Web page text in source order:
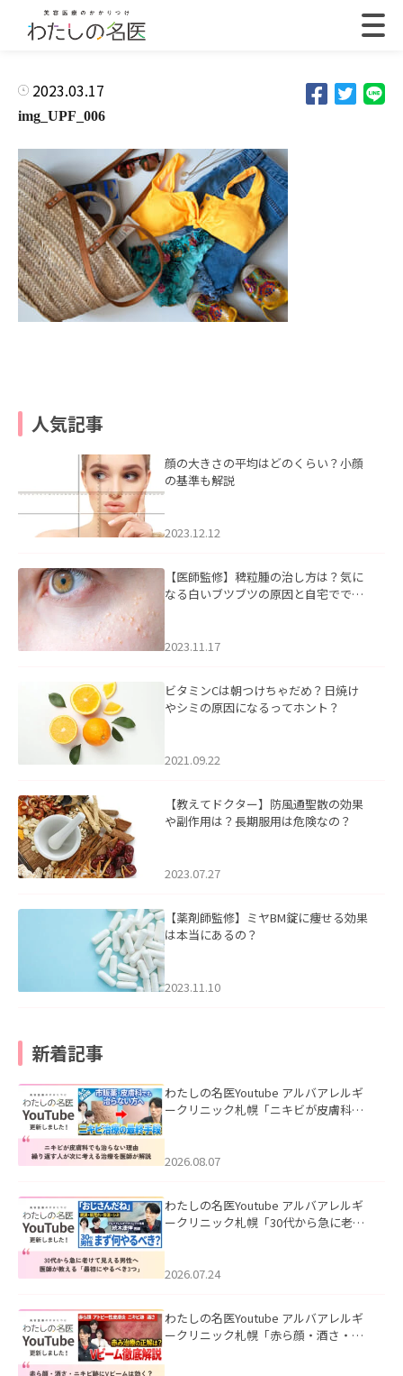
2023.03.17
img_UPF_006
人気記事
顔の大きさの平均はどのくらい？小顔
の基準も解説
2023.12.12
【医師監修】稗粒腫の治し方は？気に
なる白いブツブツの原因と自宅ででき
2023.11.17
ビタミンCは朝つけちゃだめ？日焼け
やシミの原因になるってホント？
2021.09.22
【教えてドクター】防風通聖散の効果
や副作用は？長期服用は危険なの？
2023.07.27
【薬剤師監修】ミヤBM錠に痩せる効果
は本当にあるの？
2023.11.10
新着記事
わたしの名医Youtube アルバアレルギ
ークリニック札幌「ニキビが皮膚科で
ました。
2026.08.07
わたしの名医Youtube アルバアレルギ
ークリニック札幌「30代から急に老け
た。
2026.07.24
わたしの名医Youtube アルバアレルギ
ークリニック札幌「赤ら顔・酒さ・ニ